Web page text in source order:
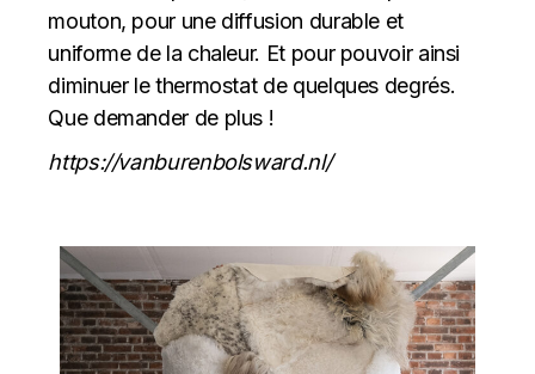
mouton, pour une diffusion durable et
uniforme de la chaleur. Et pour pouvoir ainsi
diminuer le thermostat de quelques degrés.
Que demander de plus !
https://vanburenbolsward.nl/